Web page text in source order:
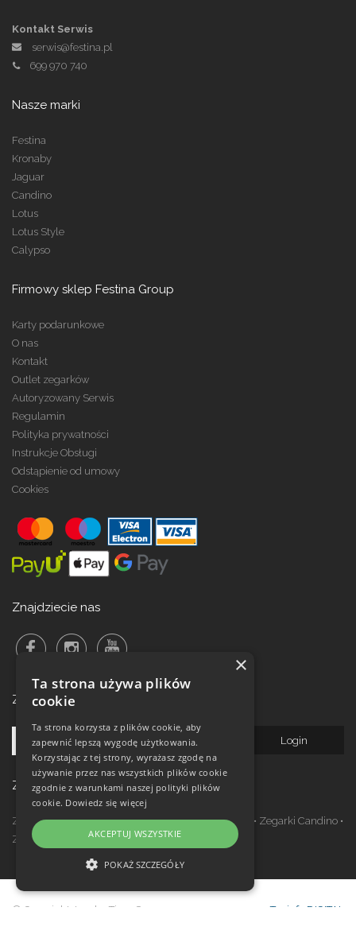
Kontakt Serwis
serwis@festina.pl
699 970 740
Nasze marki
Festina
Kronaby
Jaguar
Candino
Lotus
Lotus Style
Calypso
Firmowy sklep Festina Group
Karty podarunkowe
O nas
Kontakt
Outlet zegarków
Autoryzowany Serwis
Regulamin
Polityka prywatności
Instrukcje Obsługi
Odstąpienie od umowy
Cookies
Znajdziecie nas
Zalogowanie do newsletteru!
Zegarki w ofercie
Zegarki Festina•Zegarki Kronaby•Zegarki Jaguar • Zegarki Candino •
Zegarki Lotus
Zegarki Calypso
© Copyright Janeba Time Sp. z o.o. 2017-
Topinfo DIGITAL
×
Ta strona używa plików
cookie
Ta strona korzysta z plików cookie, aby
zapewnić lepszą wygodę użytkowania.
Korzystając z tej strony, wyrażasz zgodę na
używanie przez nas wszystkich plików cookie
zgodnie z warunkami naszej polityki plików
cookie. Dowiedz się więcej
AKCEPTUJ WSZYSTKIE
POKAŻ SZCZEGÓŁY
NIEZBĘDNE